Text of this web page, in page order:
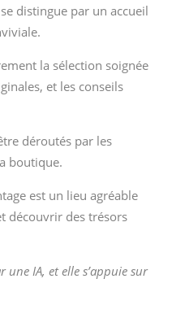
distingue par un accueil
la sélection soignée
et les conseils
déroutés par les
boutique.
est un lieu agréable
découvrir des trésors
une IA, et elle s’appuie sur